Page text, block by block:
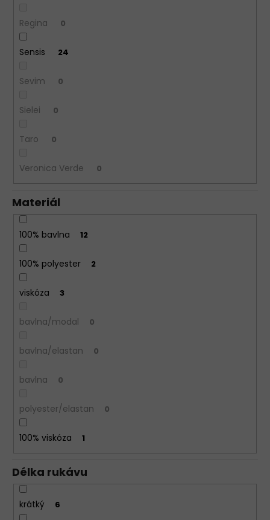
Regina 0
Sensis 24
Sevim 0
Sielei 0
Taro 0
Veronica Verde 0
Materiál
100% bavlna 12
100% polyester 2
viskóza 3
bavlna/modal 0
bavlna/elastan 0
bavlna 0
polyester/elastan 0
100% viskóza 1
Délka rukávu
krátký 6